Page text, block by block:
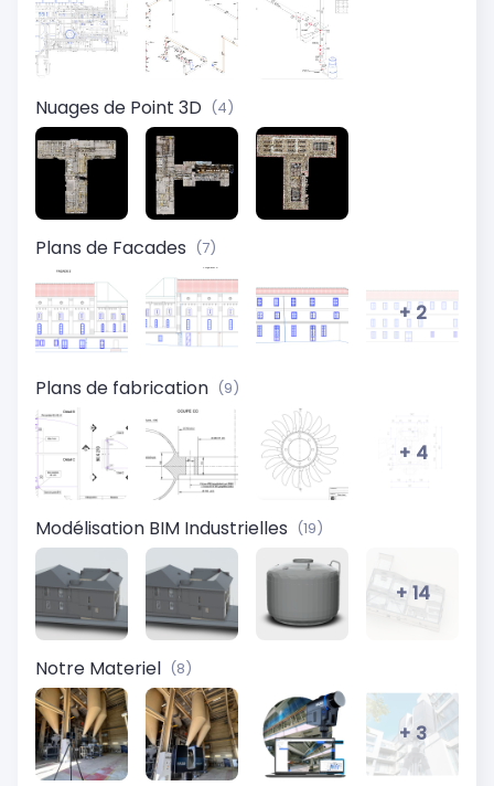
Nuages de Point 3D (4)
Plans de Facades (7)
+ 2
Plans de fabrication (9)
+ 4
Modélisation BIM Industrielles (19)
+ 14
Notre Materiel (8)
+ 3